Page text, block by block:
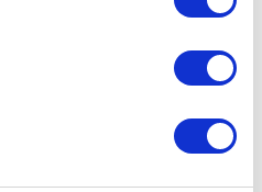
fuori dal centro città e
che ti offrono